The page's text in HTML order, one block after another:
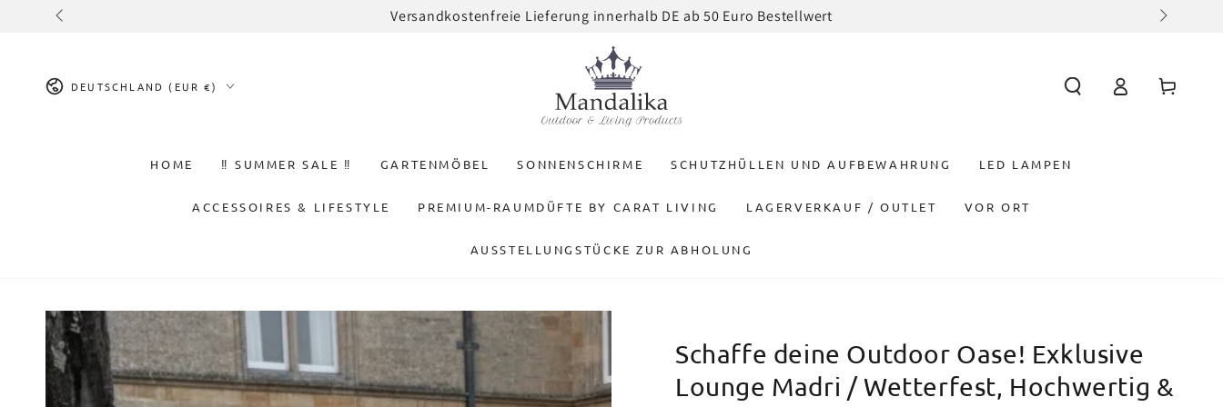
ZUM INHALT
SPRINGEN
Versandkostenfreie Lieferung innerhalb DE ab 50 Euro Bestellwert
Land/Region
DEUTSCHLAND (EUR €)
HOME ‼️ SUMMER SALE ‼️ GARTENMÖBEL SONNENSCHIRME SCHUTZHÜLLEN UND AUFBEWAHRUNG LED LAMPEN
ACCESSOIRES & LIFESTYLE PREMIUM-RAUMDÜFTE BY CARAT LIVING LAGERVERKAUF / OUTLET VOR ORT
AUSSTELLUNGSTÜCKE ZUR ABHOLUNG
EinloggenWarenkorb
ZU DEN
PRODUKTINFORMATIONEN
SPRINGEN
Schaffe deine Outdoor Oase! Exklusive
Lounge Madri / Wetterfest, Hochwertig &